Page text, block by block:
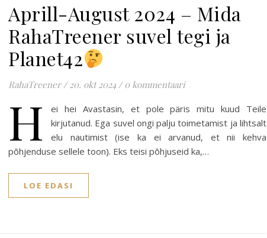
Aprill-August 2024 – Mida
RahaTreener suvel tegi ja
Planet42
RahaTreener / 20. okt 2024 / 0 kommentaari
H
ei hei Avastasin, et pole päris mitu kuud Teile
kirjutanud. Ega suvel ongi palju toimetamist ja lihtsalt
elu nautimist (ise ka ei arvanud, et nii kehva
põhjenduse sellele toon). Eks teisi põhjuseid ka,…
LOE EDASI